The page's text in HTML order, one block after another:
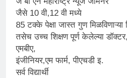
जैसे 10 वी,12 वी मध्ये
85 टक्के पेक्षा जास्त गुण मिळविणाऱ्या
तसेच उच्च शिक्षण पूर्ण केलेल्या
एमबीए,
इंजीनियर,एम फार्म, पीएचडी इ.
सर्व विद्यार्थी